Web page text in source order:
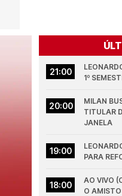
21:00
1º
20:00
MILAN
TITULAR
JANELA
19:00
PARA
18:00
AO VIVO
O